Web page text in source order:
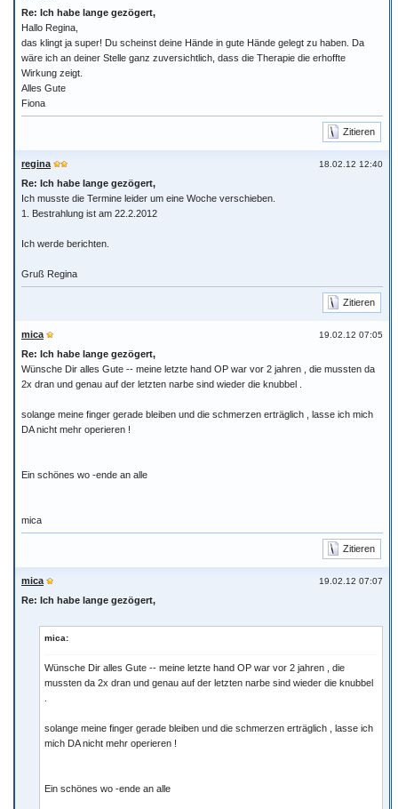
Re: Ich habe lange gezögert,
Hallo Regina,
das klingt ja super! Du scheinst deine Hände in gute Hände gelegt zu haben. Da
wäre ich an deiner Stelle ganz zuversichtlich, dass die Therapie die erhoffte
Wirkung zeigt.
Alles Gute
Fiona
Zitieren
18.02.12 12:40
regina
Re: Ich habe lange gezögert,
Ich musste die Termine leider um eine Woche verschieben.
1. Bestrahlung ist am 22.2.2012
Ich werde berichten.
Gruß Regina
Zitieren
19.02.12 07:05
mica
Re: Ich habe lange gezögert,
Wünsche Dir alles Gute -- meine letzte hand OP war vor 2 jahren , die mussten da
2x dran und genau auf der letzten narbe sind wieder die knubbel .
solange meine finger gerade bleiben und die schmerzen erträglich , lasse ich mich
DA nicht mehr operieren !
Ein schönes wo -ende an alle
mica
Zitieren
19.02.12 07:07
mica
Re: Ich habe lange gezögert,
mica:
Wünsche Dir alles Gute -- meine letzte hand OP war vor 2 jahren , die
mussten da 2x dran und genau auf der letzten narbe sind wieder die knubbel
solange meine finger gerade bleiben und die schmerzen erträglich , lasse ich
mich DA nicht mehr operieren !
Ein schönes wo -ende an alle